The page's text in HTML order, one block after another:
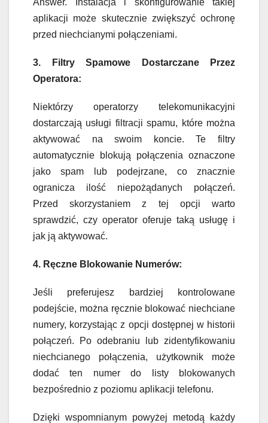
aplikacji może skutecznie zwiększyć ochronę
przed niechcianymi połączeniami.
3. Filtry Spamowe Dostarczane Przez
Operatora:
Niektórzy operatorzy telekomunikacyjni
dostarczają usługi filtracji spamu, które można
aktywować na swoim koncie. Te filtry
automatycznie blokują połączenia oznaczone
jako spam lub podejrzane, co znacznie
ogranicza ilość niepożądanych połączeń.
Przed skorzystaniem z tej opcji warto
sprawdzić, czy operator oferuje taką usługę i
jak ją aktywować.
4. Ręczne Blokowanie Numerów:
Jeśli preferujesz bardziej kontrolowane
podejście, można ręcznie blokować niechciane
numery, korzystając z opcji dostępnej w historii
połączeń. Po odebraniu lub zidentyfikowaniu
niechcianego połączenia, użytkownik może
dodać ten numer do listy blokowanych
bezpośrednio z poziomu aplikacji telefonu.
Dzięki wspomnianym powyżej metodą każdy